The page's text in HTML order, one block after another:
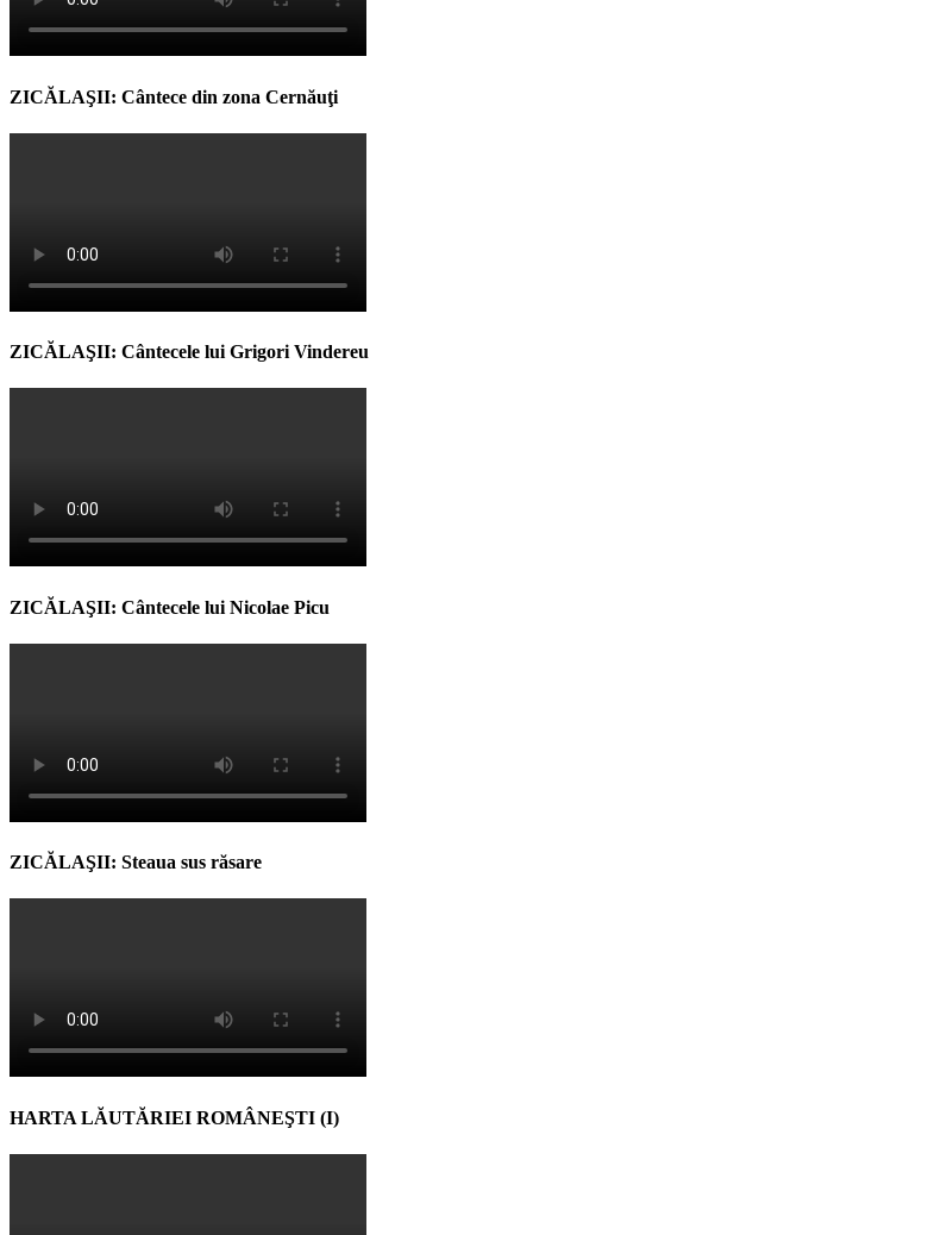
ZICĂLAŞII: Cântece din zona Cernăuţi
ZICĂLAŞII: Cântecele lui Grigori Vindereu
ZICĂLAŞII: Cântecele lui Nicolae Picu
ZICĂLAŞII: Steaua sus răsare
HARTA LĂUTĂRIEI ROMÂNEŞTI (I)